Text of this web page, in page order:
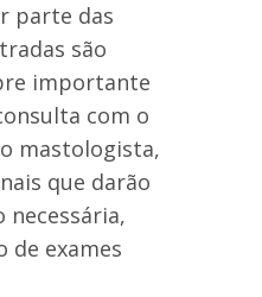
parte das
são
importante
com o
mastologista,
que darão
necessária,
de exames